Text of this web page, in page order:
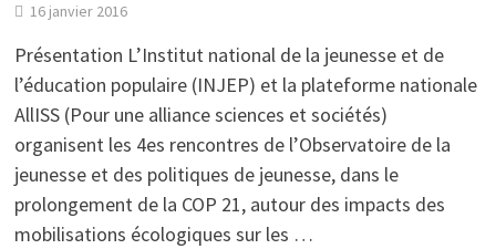
16 janvier 2016
Présentation L’Institut national de la jeunesse et de
l’éducation populaire (INJEP) et la plateforme nationale
AllISS (Pour une alliance sciences et sociétés)
organisent les 4es rencontres de l’Observatoire de la
jeunesse et des politiques de jeunesse, dans le
prolongement de la COP 21, autour des impacts des
mobilisations écologiques sur les …